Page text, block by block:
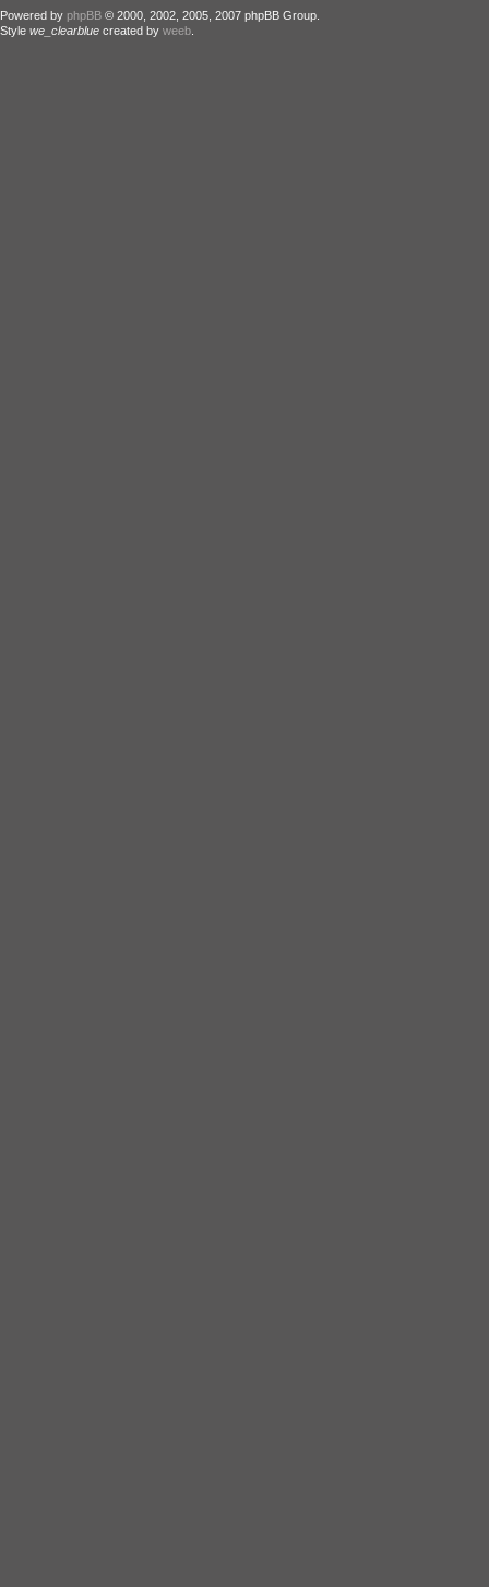
Powered by phpBB © 2000, 2002, 2005, 2007 phpBB Group.
Style we_clearblue created by weeb